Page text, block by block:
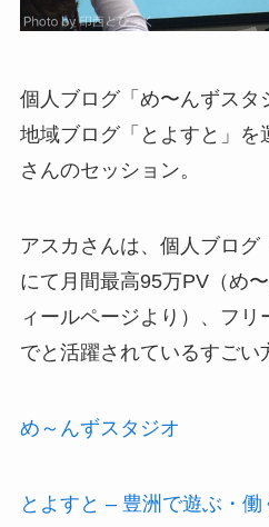
個人ブログ「め〜んずスタ
地域ブログ「とよすと」を
さんのセッション。
アスカさんは、個人ブログ
にて月間最高95万PV（め
ィールページより）、フ
でと活躍されているすごい
め～んずスタジオ
とよすと – 豊洲で遊ぶ・